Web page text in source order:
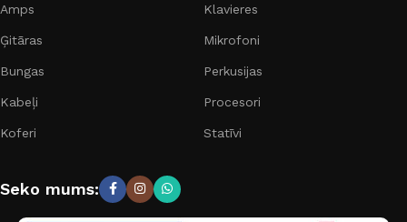
Amps
Ģitāras
Bungas
Kabeļi
Koferi
Klavieres
Mikrofoni
Perkusijas
Procesori
Statīvi
Seko mums: